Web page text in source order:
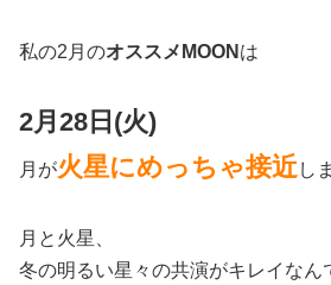
私の2月のオススメMOON は
2月28日(火)
月が火星にめっちゃ接近し
月と火星、
冬の明るい星々の共演がキレイなん